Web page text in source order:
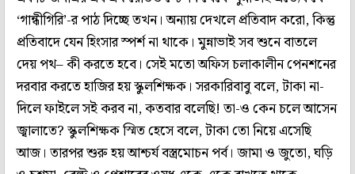
‘গান্ধীগিরি’-র পাঠ দিচ্ছে তখন। অন্যায় দেখলে প্রতিবাদ করো, কিন্তু
প্রতিবাদে যেন হিংসার স্পর্শ না থাকে। মুন্নাভাই সব শুনে বাতলে
দেয় পথ– কী করতে হবে। সেই মতো অফিস চলাকালীন পেনশনের
দরবার করতে হাজির হয় স্কুলশিক্ষক। সরকারিবাবু বলে, টাকা না-
দিলে ফাইলে সই করব না, কতবার বলেছি! তা-ও কেন চলে আসেন
জ্বালাতে? স্কুলশিক্ষক স্মিত হেসে বলে, টাকা তো নিয়ে এসেছি
আজ। তারপর শুরু হয় আশ্চর্য বস্ত্রমোচন পর্ব। জামা ও জুতো, ঘড়ি